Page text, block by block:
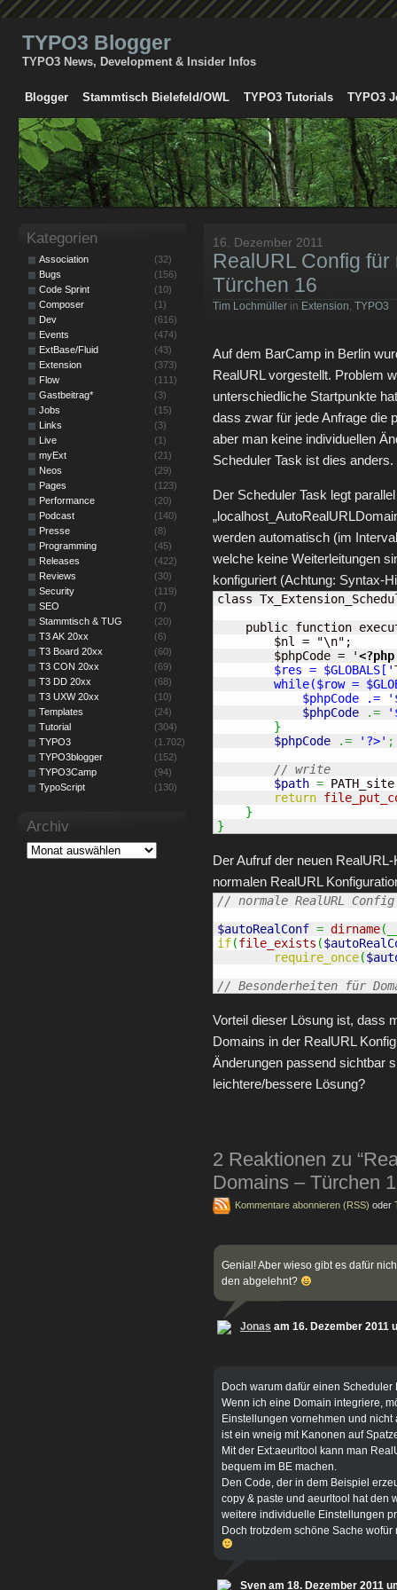
TYPO3 Blogger
TYPO3 News, Development & Insider Infos
Blogger Stammtisch Bielefeld/OWL TYPO3 Tutorials TYPO3
16. Dezember 2011
RealURL Config
Türchen 16
Tim Lochmüller in Extension, TYPO3
Auf dem BarCamp in Berlin
RealURL vorgestellt. Problem
unterschiedliche Startpunkte
dass zwar für jede Anfrage die
aber man keine individuellen
Scheduler Task ist dies anders.
Der Scheduler Task legt
werden automatisch (im
welche keine Weiterleitungen
konfiguriert (Achtung: Syntax-
class
public function
        $nl = "\n";
        $phpCode = '
<?php
        $res = $GLOBALS['
while($row =
            $phpCode .= '
$phpCode
.=
}
$phpCode
.= '?>' ;
// write
$path = PATH_site
return
}
}
Der Aufruf der neuen
normalen RealURL
// normale RealURL Config
$autoRealConf = dirname(
if(file_exists (
require_once(
// Besonderheiten für
Vorteil dieser Lösung ist, dass
Domains in der RealURL
Änderungen passend sichtbar
leichtere/bessere Lösung?
2 Reaktionen zu
Domains – Türchen
Kommentare abonnieren (RSS) oder
Genial! Aber wieso gibt es dafür
den abgelehnt?
Jonas am 16. Dezember 2011
Doch warum dafür einen Scheduler
Wenn ich eine Domain integriere,
Einstellungen vornehmen und
ist ein wneig mit Kanonen auf
Mit der Ext:aeurltool kann man
bequem im BE machen.
Den Code, der in dem Beispiel
copy & paste und aeurltool hat den
weitere individuelle Einstellungen
Doch trotzdem schöne Sache
Sven am 18. Dezember 2011
Kategorien
Association
(32)
Bugs
(156)
Code Sprint
(10)
Composer
(1)
Dev
(616)
Events
(474)
ExtBase/Fluid
(43)
Extension
(373)
Flow
(111)
Gastbeitrag*
(3)
Jobs
(15)
Links
(3)
Live
(1)
myExt
(21)
Neos
(29)
Pages
(123)
Performance
(20)
Podcast
(140)
Presse
(8)
Programming
(45)
Releases
(422)
Reviews
(30)
Security
(119)
SEO
(7)
Stammtisch & TUG
(20)
T3 AK 20xx
(6)
T3 Board 20xx
(60)
T3 CON 20xx
(69)
T3 DD 20xx
(68)
T3 UXW 20xx
(10)
Templates
(24)
Tutorial
(304)
TYPO3
(1.702)
TYPO3blogger
(152)
TYPO3Camp
(94)
TypoScript
(130)
Archiv